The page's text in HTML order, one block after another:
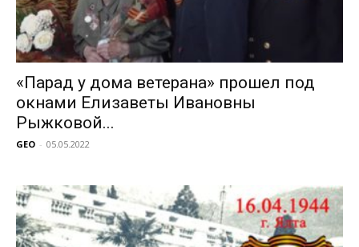
«Парад у дома ветерана» прошел под
окнами Елизаветы Ивановны
Рыжковой...
GEO - 05.05.2022